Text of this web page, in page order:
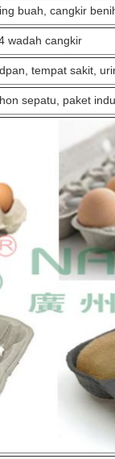
buah, cangkir
wadah cangkir
tempat sakit,
sepatu, paket